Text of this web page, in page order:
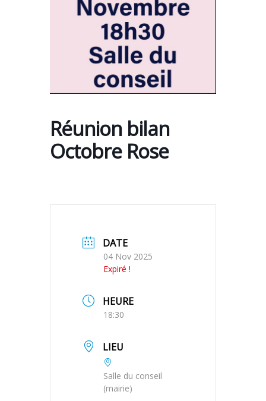
Réunion bilan
Octobre Rose
DATE
04 Nov 2025
Expiré !
HEURE
18:30
LIEU
Salle du conseil
(mairie)